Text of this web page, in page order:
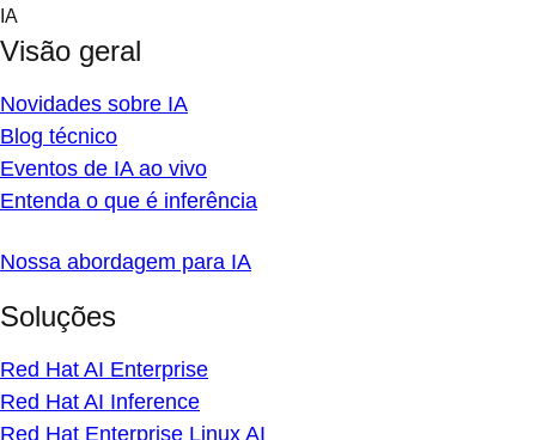
Skip
content
IA
Visão geral
Novidades sobre IA
Blog técnico
Eventos de IA ao vivo
Entenda o que é inferência
Nossa abordagem para IA
Soluções
Red Hat AI Enterprise
Red Hat AI Inference
Red Hat Enterprise Linux AI